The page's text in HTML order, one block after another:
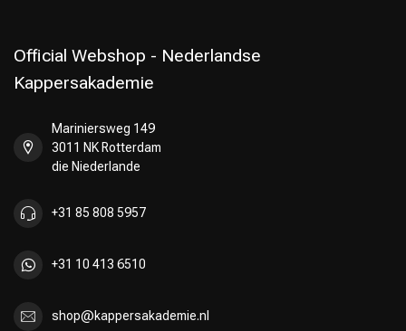
Official Webshop - Nederlandse
Kappersakademie
Mariniersweg 149
3011 NK Rotterdam
die Niederlande
+31 85 808 5957
+31 10 413 6510
shop@kappersakademie.nl